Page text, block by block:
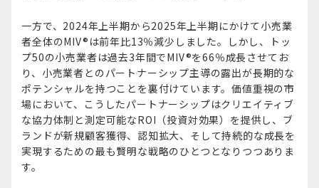
一方で、2024年上半期から2025年上半期にかけて小売業
者全体のMIV®は前年比13％減少しました。しかし、トッ
プ50の小売業者は過去3年間でMIV®を66％成長させてお
り、小売業者とのパートナーシップ主導の露出が長期的な
ポテンシャルを持つことを裏付けています。価値重視の市
場において、こうしたパートナーシップはクリエイティブ
な協力体制と測定可能なROI（投資対効果）を提供し、ブ
ランドが新規顧客獲得、認知拡大、そして持続的な成長を
実現するための最も賢明な戦略のひとつとなりつつありま
す。